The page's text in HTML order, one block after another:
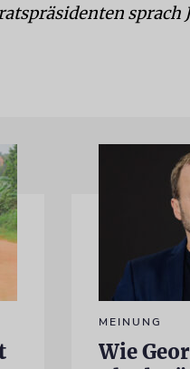
sprach
MEINUNG
Wie